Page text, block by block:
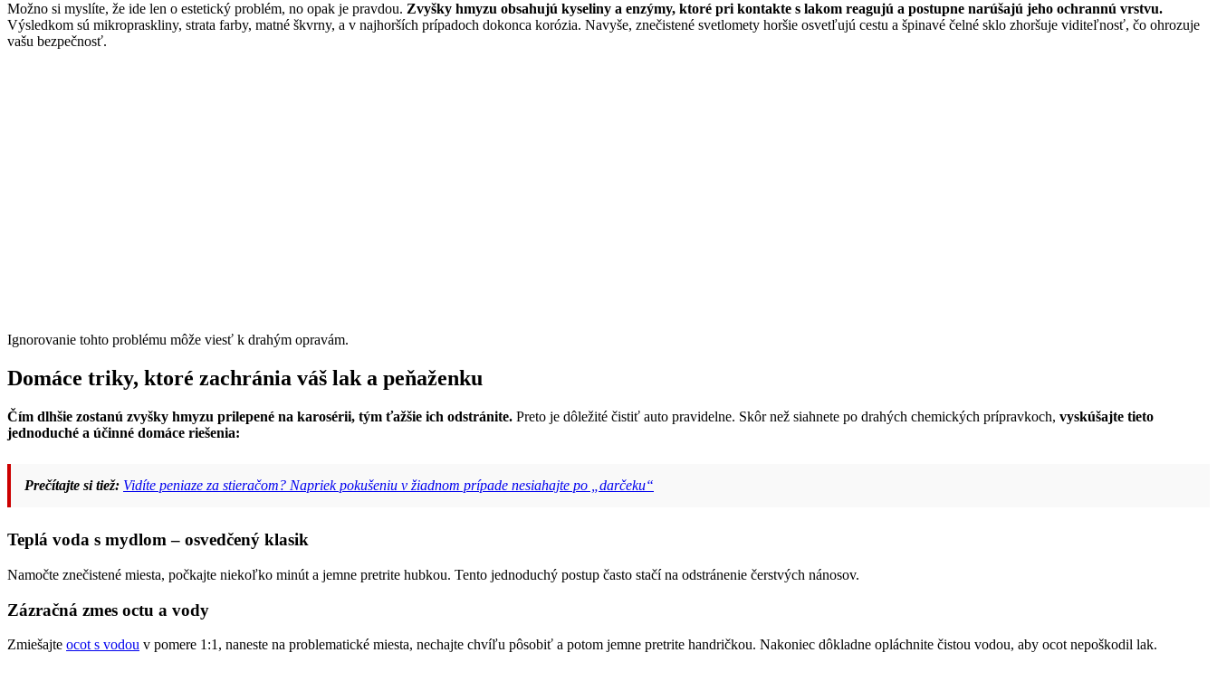
Možno si myslíte, že ide len o estetický problém, no opak je pravdou. Zvyšky hmyzu obsahujú kyseliny a enzýmy, ktoré pri kontakte s lakom reagujú a postupne narúšajú jeho ochrannú vrstvu.
Výsledkom sú mikropraskliny, strata farby, matné škvrny, a v najhorších prípadoch dokonca korózia. Navyše, znečistené svetlomety horšie osvetľujú cestu a špinavé čelné sklo zhoršuje viditeľnosť, čo ohrozuje
vašu bezpečnosť.
Ignorovanie tohto problému môže viesť k drahým opravám.
Domáce triky, ktoré zachránia váš lak a peňaženku
Čím dlhšie zostanú zvyšky hmyzu prilepené na karosérii, tým ťažšie ich odstránite. Preto je dôležité čistiť auto pravidelne. Skôr než siahnete po drahých chemických prípravkoch, vyskúšajte tieto
jednoduché a účinné domáce riešenia:
Prečítajte si tiež: Vidíte peniaze za stieračom? Napriek pokušeniu v žiadnom prípade nesiahajte po „darčeku“
Teplá voda s mydlom – osvedčený klasik
Namočte znečistené miesta, počkajte niekoľko minút a jemne pretrite hubkou. Tento jednoduchý postup často stačí na odstránenie čerstvých nánosov.
Zázračná zmes octu a vody
Zmiešajte ocot s vodou v pomere 1:1, naneste na problematické miesta, nechajte chvíľu pôsobiť a potom jemne pretrite handričkou. Nakoniec dôkladne opláchnite čistou vodou, aby ocot nepoškodil lak.